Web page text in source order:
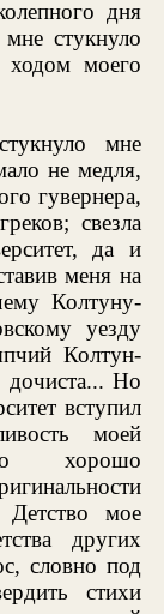
дня
стукнуло
ходом моего
мне
не медля,
гувернера,
свезла
да и
меня на
Колтуну-
уезду
Колтун-
дочиста... Но
вступил
моей
хорошо
мое
других
словно под
стихи